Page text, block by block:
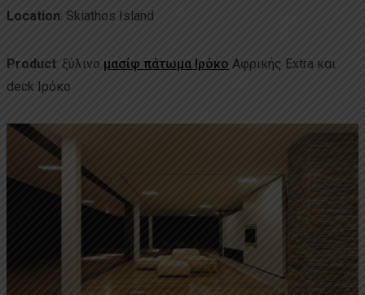
Location: Skiathos Island
Product: ξύλινο μασίφ πάτωμα Ιρόκο Αφρικής Extra και
deck Ιρόκο